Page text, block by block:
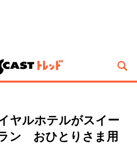
ヤルホテルがスイー
ン おひとりさま用